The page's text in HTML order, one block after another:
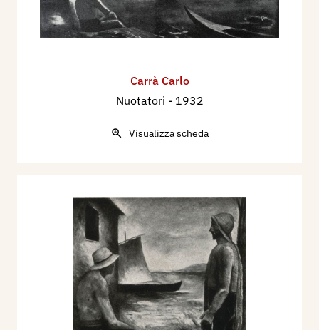
Carrà Carlo
Nuotatori - 1932
Visualizza scheda